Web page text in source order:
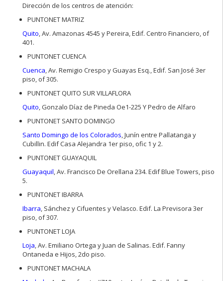
Dirección de los centros de atención:
PUNTONET MATRIZ
Quito, Av. Amazonas 4545 y Pereira, Edif. Centro Financiero, of
401.
PUNTONET CUENCA
Cuenca, Av. Remigio Crespo y Guayas Esq., Edif. San José 3er
piso, of 305.
PUNTONET QUITO SUR VILLAFLORA
Quito, Gonzalo Díaz de Pineda Oe1-225 Y Pedro de Alfaro
PUNTONET SANTO DOMINGO
Santo Domingo de los Colorados, Junín entre Pallatanga y
Cubillin. Edif Casa Alejandra 1er piso, ofic 1 y 2.
PUNTONET GUAYAQUIL
Guayaquil, Av. Francisco De Orellana 234. Edif Blue Towers, piso
5.
PUNTONET IBARRA
Ibarra, Sánchez y Cifuentes y Velasco. Edif. La Previsora 3er
piso, of 307.
PUNTONET LOJA
Loja, Av. Emiliano Ortega y Juan de Salinas. Edif. Fanny
Ontaneda e Hijos, 2do piso.
PUNTONET MACHALA